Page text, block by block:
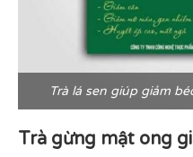
Trà lá sen giúp giảm
Trà gừng mật ong